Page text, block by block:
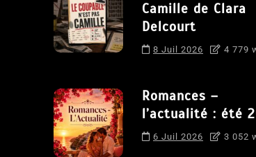
Camille de Clara
Delcourt
8 Juil 2026 4 779
Romances –
l’actualité : été
6 Juil 2026 3 052